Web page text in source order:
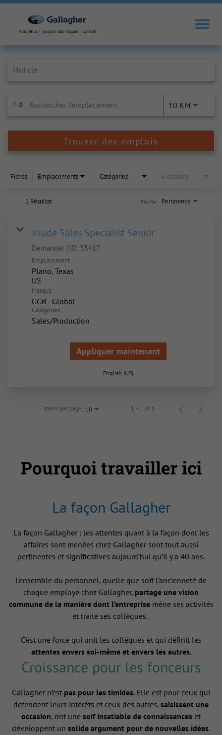
10 KM
Trouver des emplois
Filtres Emplacements Catégories À distance
1 Résultat Pertinence
Trier Par
Inside Sales Specialist Senior
Demander l'ID: 55417
Emplacement
Plano, Texas
Marque
GGB - Global
Catégories
Sales/Production
Appliquer maintenant
English (US)
Items par page 10 1 – 1 of 1
Pourquoi travailler ici
La façon Gallagher
La façon Gallagher : les attentes quant à la façon dont les
affaires sont menées chez Gallagher sont tout aussi
pertinentes et significatives aujourd’hui qu’il y a 40 ans.
L’ensemble du personnel, quelle que soit l’ancienneté de
chaque employé chez Gallagher, partage une vision
commune de la manière dont l’entreprisemène ses activités
et traite ses collègues .
C’est une force qui unit les collègues et qui définit les
attentes envers soi-même et envers les autres.
Croissance pour les fonceurs
Gallagher n’est pas pour les timides. Elle est pour ceux qui
défendent leurs intérêts et ceux des autres, saisissent une
occasion, ont une soif insatiable de connaissances et
développent un solide argument pour de nouvelles idées.